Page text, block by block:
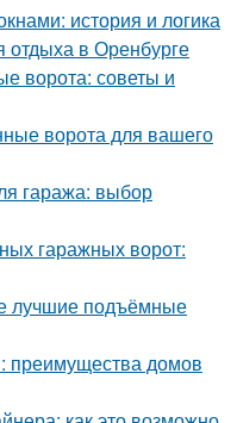
история и логика
отдыха в Оренбурге
ворота: советы и
ворота для вашего
гаража: выбор
гаражных ворот:
лучшие подъёмные
преимущества домов